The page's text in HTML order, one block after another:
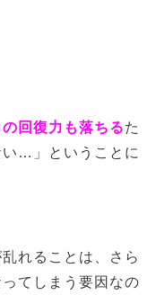
回復力も落ちるた
…」ということに
れることは、さら
てしまう要因なの